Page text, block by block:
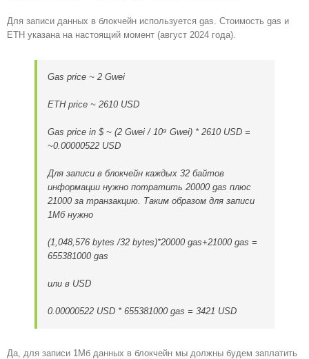
Для записи данных в блокчейн используется gas. Стоимость gas и
ETH указана на настоящий момент (август 2024 года).
Gas price ~ 2 Gwei
ETH price ~ 2610 USD
Gas price in $ ~ (2 Gwei / 10⁹ Gwei) * 2610 USD =
~0.00000522 USD
Для записи в блокчейн каждых 32 байтов
информации нужно потратить 20000 gas плюс
21000 за транзакцию. Таким образом для записи
1Мб нужно
(1,048,576 bytes /32 bytes)*20000 gas+21000 gas =
655381000 gas
или в USD
0.00000522 USD * 655381000 gas = 3421 USD
Да, для записи 1Мб данных в блокчейн мы должны будем заплатить